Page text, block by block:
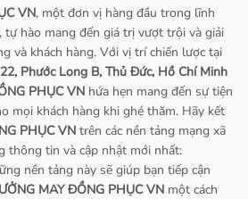
VN, một đơn vị hàng đầu trong lĩnh
, tự hào mang đến giá trị vượt trội và giải
và khách hàng. Với vị trí chiến lược tại
Phước Long B, Thủ Đức, Hồ Chí Minh
PHỤC VN hứa hẹn mang đến sự tiện
mọi khách hàng khi ghé thăm. Hãy kết
PHỤC VN trên các nền tảng mạng xã
thông tin và cập nhật mới nhất:
nền tảng này sẽ giúp bạn tiếp cận
MAY ĐỒNG PHỤC VN một cách